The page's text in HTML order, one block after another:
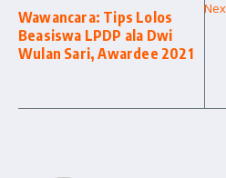
Wawancara: Tips Lolos
Beasiswa LPDP ala Dwi
Wulan Sari, Awardee 2021